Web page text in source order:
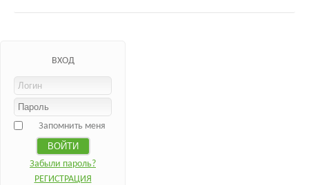
ВХОД
Запомнить меня
Забыли пароль?
РЕГИСТРАЦИЯ